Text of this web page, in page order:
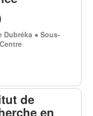
Dubréka ● Sous-
de
en